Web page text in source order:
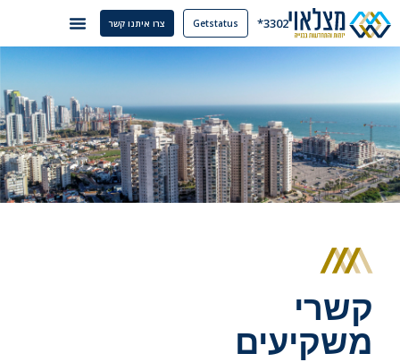
3302*
Getstatus צרו איתנו קשר
קשרי
משקיעים